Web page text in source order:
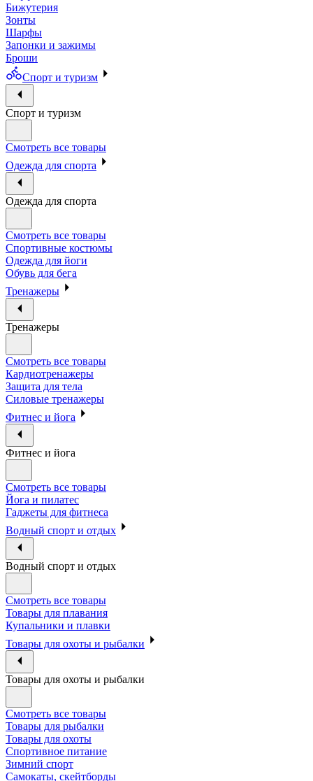
Бижутерия
Зонты
Шарфы
Запонки и зажимы
Броши
Спорт и туризм
Спорт и туризм
Смотреть все товары
Одежда для спорта
Одежда для спорта
Смотреть все товары
Спортивные костюмы
Одежда для йоги
Обувь для бега
Тренажеры
Тренажеры
Смотреть все товары
Кардиотренажеры
Защита для тела
Силовые тренажеры
Фитнес и йога
Фитнес и йога
Смотреть все товары
Йога и пилатес
Гаджеты для фитнеса
Водный спорт и отдых
Водный спорт и отдых
Смотреть все товары
Товары для плавания
Купальники и плавки
Товары для охоты и рыбалки
Товары для охоты и рыбалки
Смотреть все товары
Товары для рыбалки
Товары для охоты
Спортивное питание
Зимний спорт
Самокаты, скейтборды